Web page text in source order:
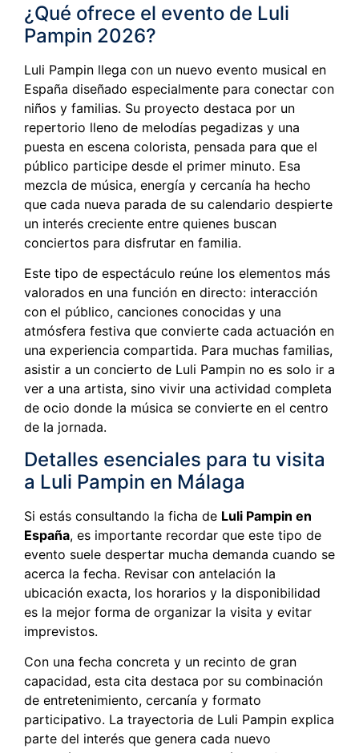
¿Qué ofrece el evento de Luli
Pampin 2026?
Luli Pampin llega con un nuevo evento musical en
España diseñado especialmente para conectar con
niños y familias. Su proyecto destaca por un
repertorio lleno de melodías pegadizas y una
puesta en escena colorista, pensada para que el
público participe desde el primer minuto. Esa
mezcla de música, energía y cercanía ha hecho
que cada nueva parada de su calendario despierte
un interés creciente entre quienes buscan
conciertos para disfrutar en familia.
Este tipo de espectáculo reúne los elementos más
valorados en una función en directo: interacción
con el público, canciones conocidas y una
atmósfera festiva que convierte cada actuación en
una experiencia compartida. Para muchas familias,
asistir a un concierto de Luli Pampin no es solo ir a
ver a una artista, sino vivir una actividad completa
de ocio donde la música se convierte en el centro
de la jornada.
Detalles esenciales para tu visita
a Luli Pampin en Málaga
Si estás consultando la ficha de Luli Pampin en
España, es importante recordar que este tipo de
evento suele despertar mucha demanda cuando se
acerca la fecha. Revisar con antelación la
ubicación exacta, los horarios y la disponibilidad
es la mejor forma de organizar la visita y evitar
imprevistos.
Con una fecha concreta y un recinto de gran
capacidad, esta cita destaca por su combinación
de entretenimiento, cercanía y formato
participativo. La trayectoria de Luli Pampin explica
parte del interés que genera cada nuevo